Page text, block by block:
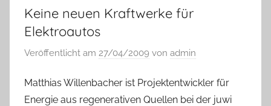
Keine neuen Kraftwerke für
Elektroautos
Veröffentlicht am 27/04/2009 von admin
Matthias Willenbacher ist Projektentwickler für
Energie aus regenerativen Quellen bei der juwi